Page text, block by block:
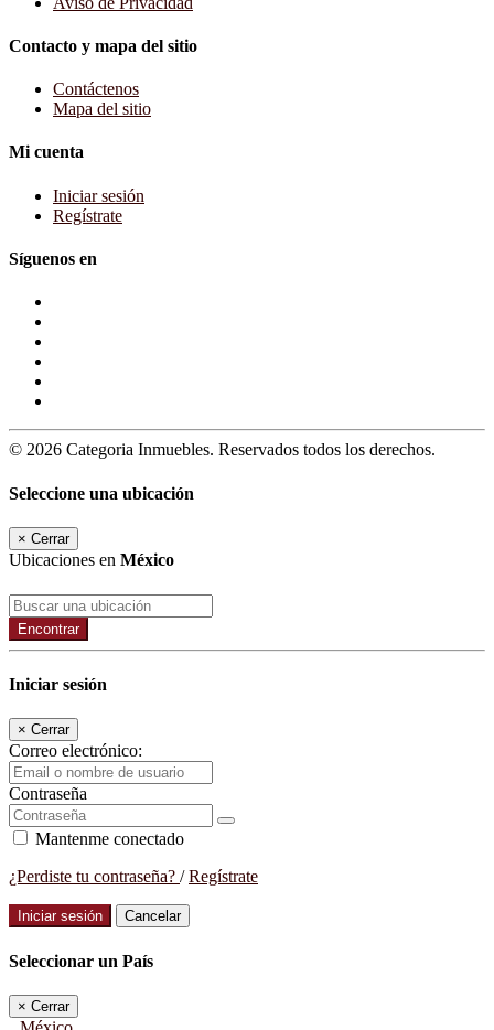
Contacto y mapa del sitio
Contáctenos
Mapa del sitio
Mi cuenta
Iniciar sesión
Regístrate
Síguenos en
© 2026 Categoria Inmuebles. Reservados todos los derechos.
Seleccione una ubicación
× Cerrar
Ubicaciones en México
Encontrar
Iniciar sesión
× Cerrar
Correo electrónico:
Contraseña
Mantenme conectado
¿Perdiste tu contraseña? /Regístrate
Iniciar sesión Cancelar
Seleccionar un País
× Cerrar